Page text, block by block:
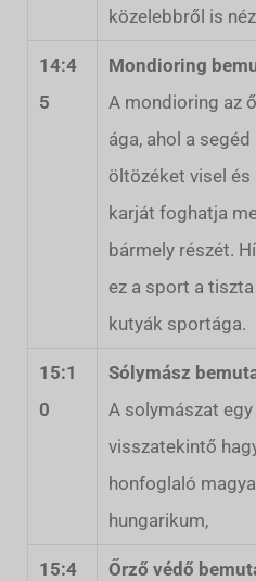
közelebbről is
14:4
5
Mondioring
A mondioring az
ága, ahol a
öltözéket visel és
karját foghatja
bármely részét.
ez a sport a
kutyák sportága.
15:1
0
Sólymász
A solymászat
visszatekintő
honfoglaló
hungarikum,
15:4
Őrző védő